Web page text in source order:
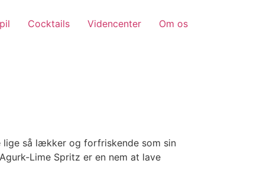
Cocktails Videncenter Om os
så lækker og forfriskende som sin
Lime Spritz er en nem at lave